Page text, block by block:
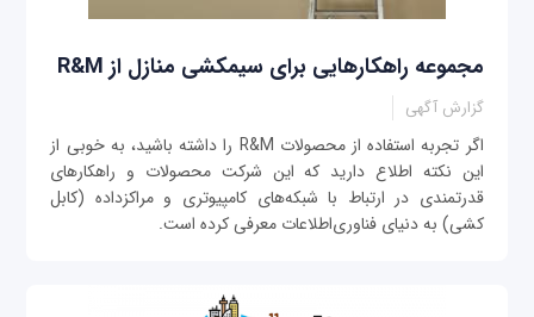
مجموعه راهکارهایی برای سیمکشی منازل از R&M
گزارش آگهی
اگر تجربه استفاده از محصولات R&M را داشته باشید، به خوبی از
این نکته اطلاع دارید که این شرکت محصولات و راهکارهای
قدرتمندی در ارتباط با شبکه‌های کامپیوتری و مراکزداده (کابل
کشی) به دنیای فناوری‌اطلاعات معرفی کرده است.